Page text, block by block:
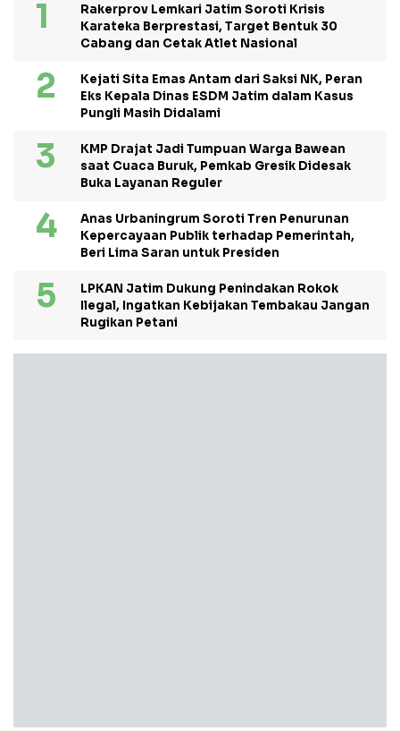
Rakerprov Lemkari Jatim Soroti Krisis
Karateka Berprestasi, Target Bentuk 30
Cabang dan Cetak Atlet Nasional
Kejati Sita Emas Antam dari Saksi NK, Peran
Eks Kepala Dinas ESDM Jatim dalam Kasus
Pungli Masih Didalami
KMP Drajat Jadi Tumpuan Warga Bawean
saat Cuaca Buruk, Pemkab Gresik Didesak
Buka Layanan Reguler
Anas Urbaningrum Soroti Tren Penurunan
Kepercayaan Publik terhadap Pemerintah,
Beri Lima Saran untuk Presiden
LPKAN Jatim Dukung Penindakan Rokok
Ilegal, Ingatkan Kebijakan Tembakau Jangan
Rugikan Petani